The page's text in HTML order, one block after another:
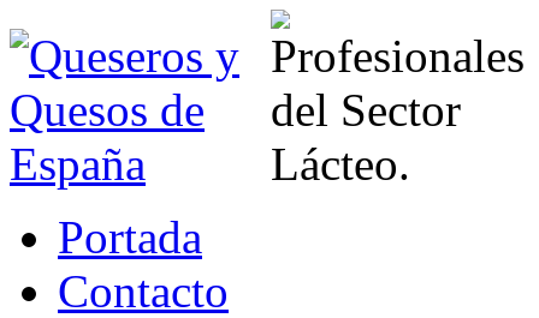
Portada
Contacto